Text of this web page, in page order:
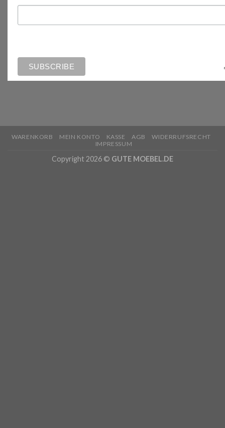
WARENKORB MEIN KONTO KASSE AGB
WIDERRUFSRECHT
IMPRESSUM
Copyright 2026 © GUTE MOEBEL.DE